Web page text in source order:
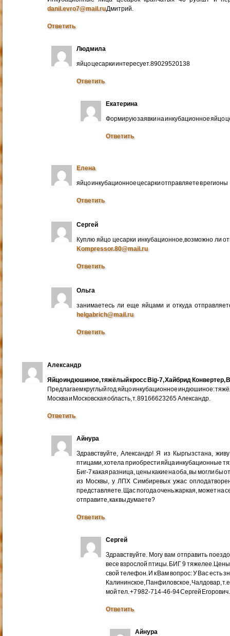
danil.evro7@mail.ruДмитрий.
Ответить
Людмила
яйцо цесарки интересует.89029520138
Ответить
Екатерина
Формирую заявки на инкубационное яйцо
Ответить
Елена
яйцо инкубационное цесарки отправляете в регионы
Ответить
Сергей
Куплю яйцо цесарки инкубационное,возможно ли
Kompressor.80@mail.ru
Ответить
Ольга
занимаетесь ли еще яйцами и откуда
helgabrich@mail.ru
Ответить
Александр
Яйцо индюшиное, тяжёлый кросс Big-7, Хайбрид Конвертер,
Предлагаем круглый год яйцо инкубационное индюшиное:
Москва и Московская область, т. 89166623265 Александр.
Ответить
Айнура
Здравствуйте, Александр! Я из Кыргызстана,
птицами, хотела приобрести яйца инкубационные
Биг-7 какая разница, цены какие на оба, вы могли бы
из Москвы, у ЛПХ Симбиревых ужас
представляете. Щас погода очень жаркая, может на
отправите, как вы думаете?
Ответить
Сергей
Здравствуйте. Могу вам отправить
весе взрослой птицы. БИГ 9
свой телефон. И к Вам вопрос: У Вас есть
Калининское, Панфиловское, Чалдовар,
мой тел. +7 982-714-46-94 Сергей Егорович.
Ответить
Айнура